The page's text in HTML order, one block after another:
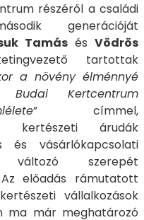
részéről a családi
generációját
Tamásés Vödrös
tartottak
a növény élménnyé
Kertcentrum
” címmel,
kertészeti árudák
és vásárlókapcsolati
változó szerepét
előadás rámutatott
vállalkozások
ma már meghatározó